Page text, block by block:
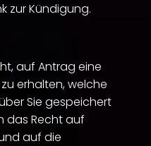
zur Kündigung.
auf Antrag eine
erhalten, welche
Sie gespeichert
das Recht auf
auf die